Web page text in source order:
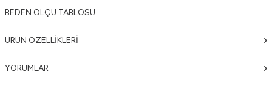
BEDEN ÖLÇÜ TABLOSU
ÜRÜN ÖZELLIKLERI
YORUMLAR